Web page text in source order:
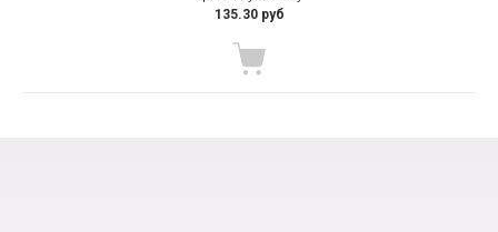
135.30 руб